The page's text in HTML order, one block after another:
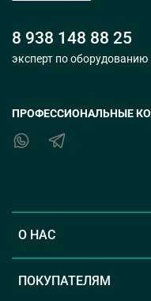
О НАС
ПОКУПАТЕЛЯМ
8 938 148 88 25
эксперт по оборудованию
ПРОФЕССИОНАЛЬНЫЕ